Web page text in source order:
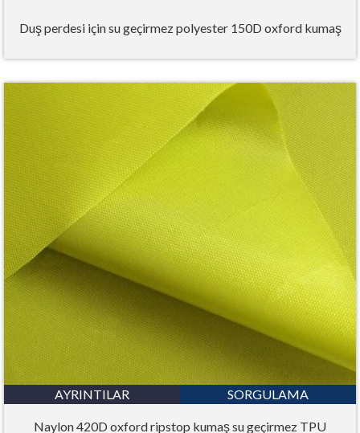
Duş perdesi için su geçirmez polyester 150D oxford kumaş
AYRINTILAR SORGULAMA
Naylon 420D oxford ripstop kumaş su geçirmez TPU